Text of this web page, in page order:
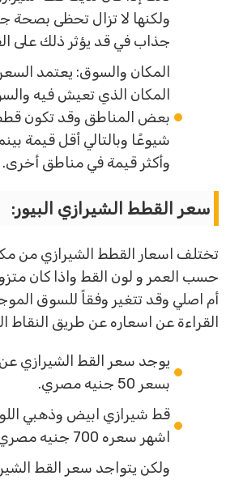
ولكنها لا تزال تحظى بصحة
جذاب في قد يؤثر ذلك على
المكان والسوق: يعتمد السعر
المكان الذي تعيش فيه
بعض المناطق وقد تكون قطط
شيوعًا وبالتالي أقل قيمة
وأكثر قيمة في مناطق أخرى.
سعر القطط الشيرازي البيور:
تختلف اسعار القطط الشيرازي من
حسب العمر و لون القط واذا كان
أم اصلي وقد تتغير وفقاً للسوق
القراءة عن اسعاره عن طريق النقاط
بسعر 50 جنيه مصري.
قط شيرازي ابيض وذهبي اللون
اشهر سعره 700 جنيه مصري.
ولكن يتواجد سعر القط